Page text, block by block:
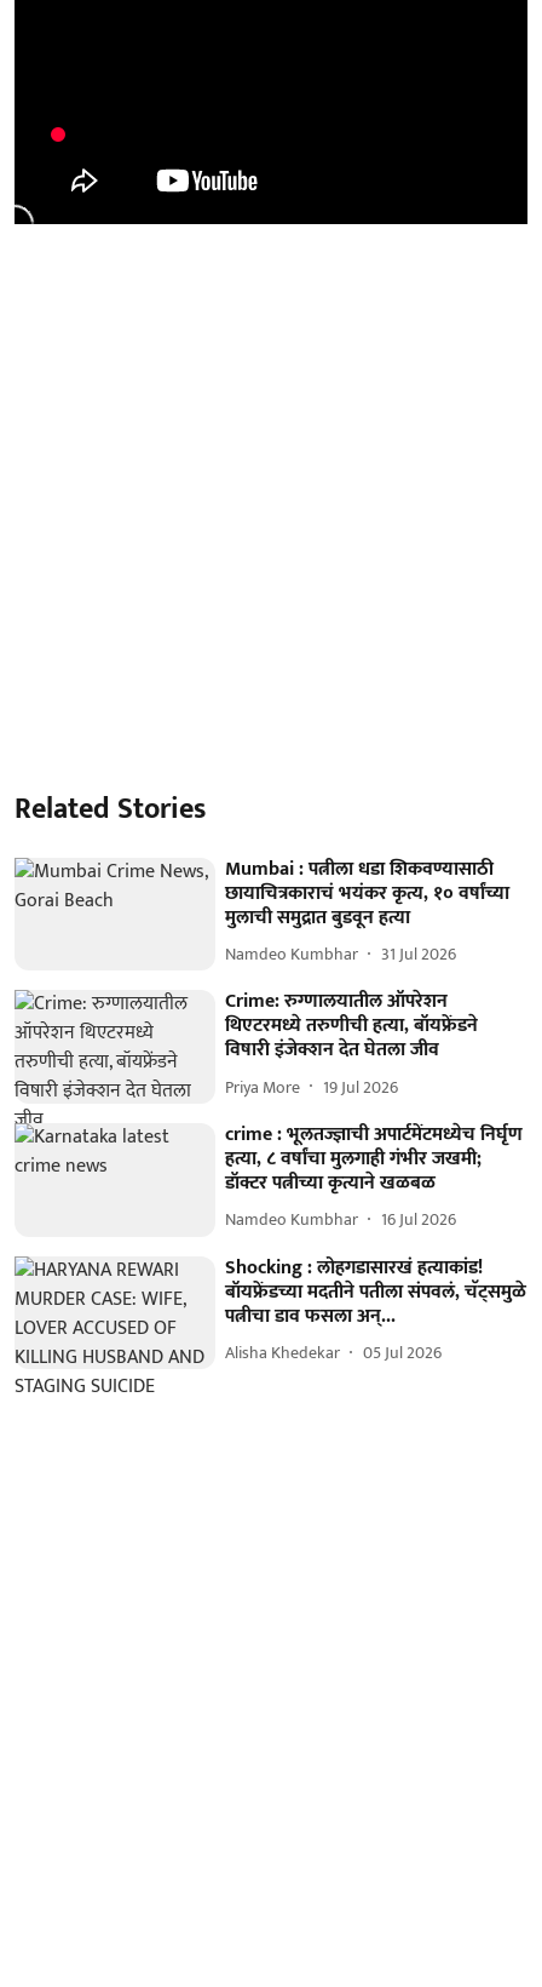
Related Stories
Mumbai : पत्नीला धडा शिकवण्यासाठी
छायाचित्रकाराचं भयंकर कृत्य, १० वर्षांच्या
मुलाची समुद्रात बुडवून हत्या
Namdeo Kumbhar 31 Jul 2026
Crime: रुग्णालयातील ऑपरेशन
थिएटरमध्ये तरुणीची हत्या, बॉयफ्रेंडने
विषारी इंजेक्शन देत घेतला जीव
Priya More 19 Jul 2026
crime : भूलतज्ज्ञाची अपार्टमेंटमध्येच निर्घृण
हत्या, ८ वर्षांचा मुलगाही गंभीर जखमी;
डॉक्टर पत्नीच्या कृत्याने खळबळ
Namdeo Kumbhar 16 Jul 2026
Shocking : लोहगडासारखं हत्याकांड!
बॉयफ्रेंडच्या मदतीने पतीला संपवलं, चॅट्समुळे
पत्नीचा डाव फसला अन्...
Alisha Khedekar 05 Jul 2026